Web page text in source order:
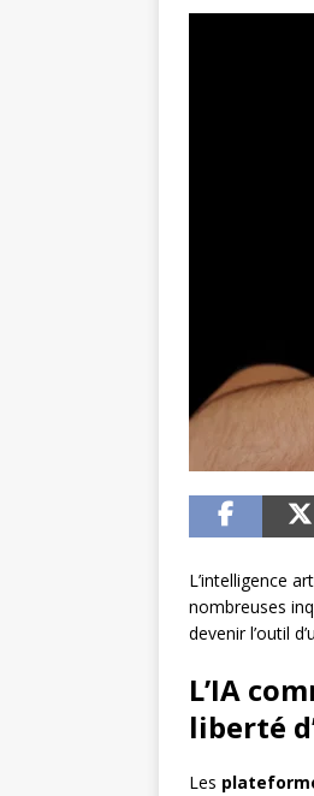
L’intelligence
nombreuses
devenir l’outil
L’IA
liberté
Les